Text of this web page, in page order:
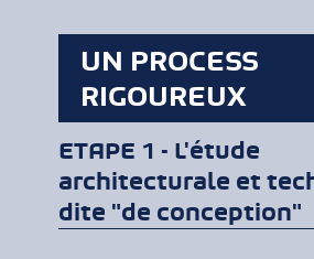
UN PROCESS
RIGOUREUX
ETAPE 1 - L'étude
architecturale et
dite "de conception"